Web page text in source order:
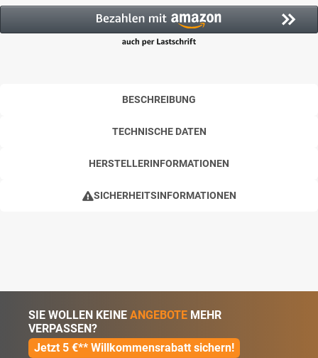
BESCHREIBUNG
TECHNISCHE DATEN
HERSTELLERINFORMATIONEN
SICHERHEITSINFORMATIONEN
SIE WOLLEN KEINE ANGEBOTE MEHR
VERPASSEN?
Jetzt 5 €** Willkommensrabatt sichern!